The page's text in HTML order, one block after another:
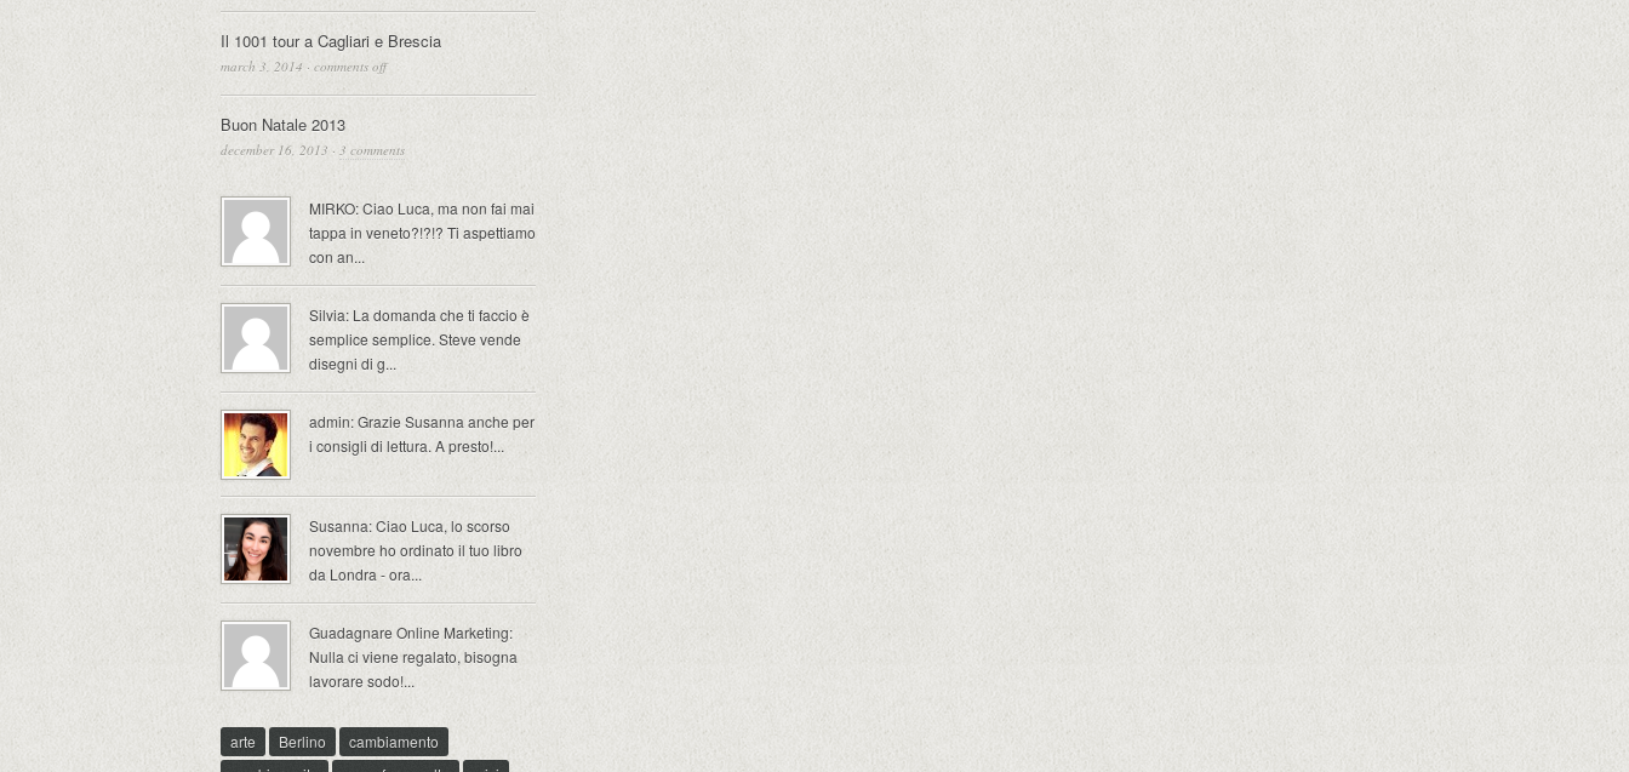
Il 1001 tour a Cagliari e Brescia
march 3, 2014 · comments off
Buon Natale 2013
december 16, 2013 · 3 comments
MIRKO: Ciao Luca, ma non fai mai
tappa in veneto?!?!? Ti aspettiamo
con an...
Silvia: La domanda che ti faccio è
semplice semplice. Steve vende
disegni di g...
admin: Grazie Susanna anche per
i consigli di lettura. A presto!...
Susanna: Ciao Luca, lo scorso
novembre ho ordinato il tuo libro
da Londra - ora...
Guadagnare Online Marketing:
Nulla ci viene regalato, bisogna
lavorare sodo!...
arte Berlino
cambiamento